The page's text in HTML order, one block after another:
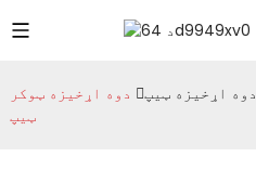
دوه اړخیزه ټیپ
دوه اړخیزه ټوکر
ټیپ